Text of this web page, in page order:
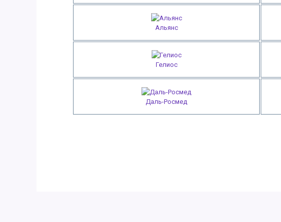
Альянс
Гелиос
Даль-Росмед